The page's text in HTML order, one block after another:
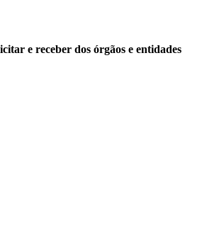
e receber dos órgãos e entidades